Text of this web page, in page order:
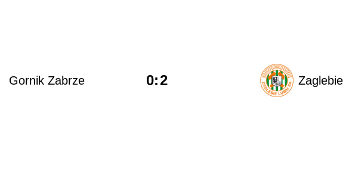
Gornik Zabrze Zaglebie
0:2